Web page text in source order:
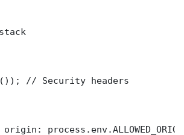
// Security headers